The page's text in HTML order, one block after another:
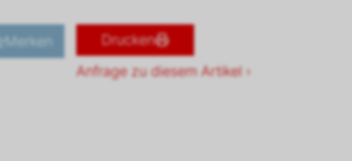
Merken
Drucken
Anfrage zu diesem Artikel ›